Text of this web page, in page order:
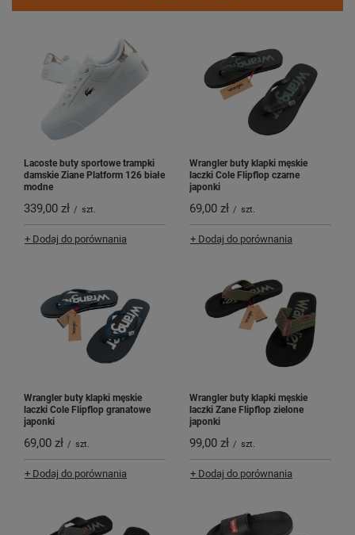
Lacoste buty sportowe trampki
damskie Ziane Platform 126 białe
modne
339,00 zł / szt.
+ Dodaj do porównania
Wrangler buty klapki męskie
laczki Cole Flipflop czarne
japonki
69,00 zł / szt.
+ Dodaj do porównania
Wrangler buty klapki męskie
laczki Cole Flipflop granatowe
japonki
69,00 zł / szt.
+ Dodaj do porównania
Wrangler buty klapki męskie
laczki Zane Flipflop zielone
japonki
99,00 zł / szt.
+ Dodaj do porównania